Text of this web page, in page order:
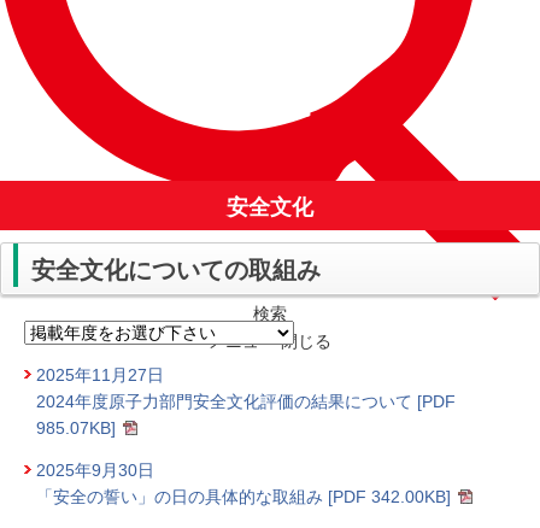
検索
メニュー 閉じる
安全文化
安全文化についての取組み
2025年11月27日
2024年度原子力部門安全文化評価の結果について [PDF
985.07KB]
2025年9月30日
「安全の誓い」の日の具体的な取組み [PDF 342.00KB]